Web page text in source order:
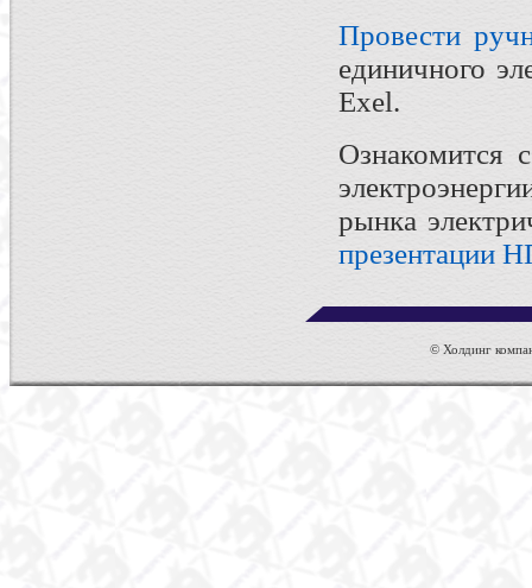
Провести
единичного
Exel.
Ознакомится
рынка
презентации
© Холдинг